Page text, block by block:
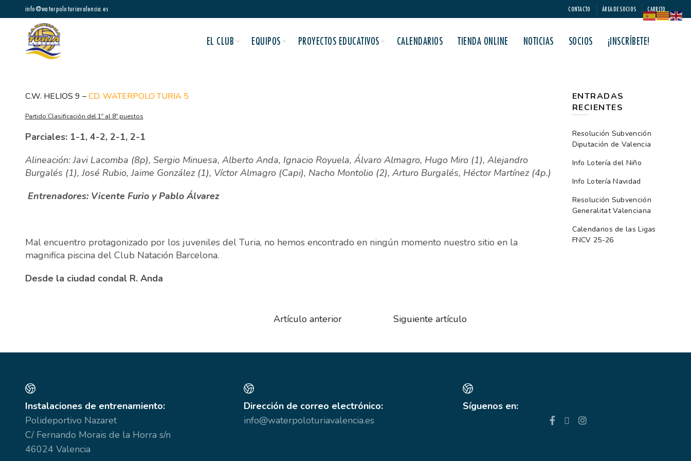
info@waterpoloturiavalencia.es CONTACTO ÁREA DE SOCIOS CARRITO
EL CLUB EQUIPOS PROYECTOS EDUCATIVOS CALENDARIOS TIENDA ONLINE NOTICIAS SOCIOS ¡INSCRÍBETE!
C.W. HELIOS 9 –CD. WATERPOLO TURIA 5
Partido Clasificación del 1º al 8º puestos
Parciales: 1-1, 4-2, 2-1, 2-1
Alineación: Javi Lacomba (8p), Sergio Minuesa, Alberto Anda, Ignacio Royuela, Álvaro Almagro, Hugo Miro (1), Alejandro
Burgalés (1), José Rubio, Jaime González (1), Víctor Almagro (Capi), Nacho Montolio (2), Arturo Burgalés, Héctor Martínez (4p.)
Entrenadores: Vicente Furio y Pablo Álvarez
Mal encuentro protagonizado por los juveniles del Turia, no hemos encontrado en ningún momento nuestro sitio en la
magnifica piscina del Club Natación Barcelona.
Desde la ciudad condal R. Anda
Artículo anterior Siguiente artículo
ENTRADAS
RECIENTES
Resolución Subvención
Diputación de Valencia
Info Lotería del Niño
Info Lotería Navidad
Resolución Subvención
Generalitat Valenciana
Calendarios de las Ligas
FNCV 25-26
Instalaciones de entrenamiento:
Polideportivo Nazaret
C/ Fernando Morais de la Horra s/n
46024 Valencia
Dirección de correo electrónico:
info@waterpoloturiavalencia.es
Síguenos en: